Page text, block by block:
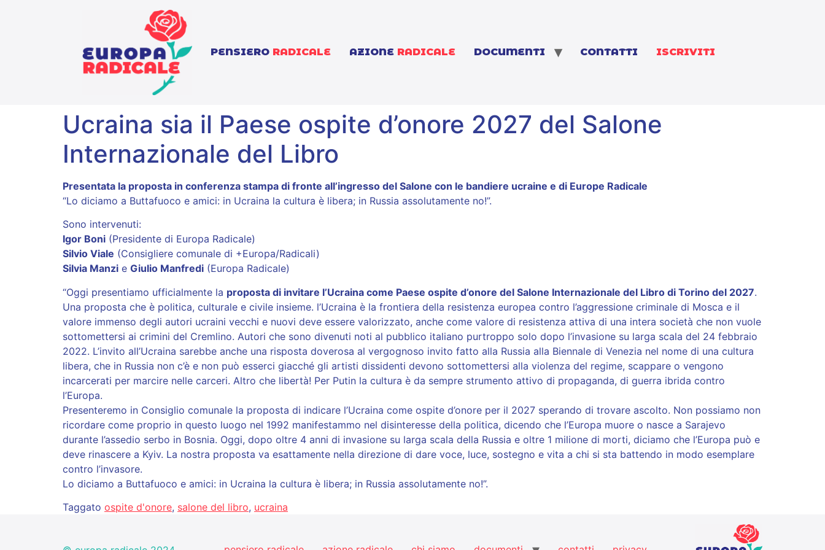
PENSIERO RADICALE AZIONE RADICALE DOCUMENTI CONTATTI ISCRIVITI
Ucraina sia il Paese ospite d’onore 2027 del Salone
Internazionale del Libro
Presentata la proposta in conferenza stampa di fronte all’ingresso del Salone con le bandiere ucraine e di Europe Radicale
“Lo diciamo a Buttafuoco e amici: in Ucraina la cultura è libera; in Russia assolutamente no!”.
Sono intervenuti:
Igor Boni (Presidente di Europa Radicale)
Silvio Viale (Consigliere comunale di +Europa/Radicali)
Silvia Manzi e Giulio Manfredi (Europa Radicale)
“Oggi presentiamo ufficialmente la proposta di invitare l’Ucraina come Paese ospite d’onore del Salone Internazionale del Libro di Torino del 2027.
Una proposta che è politica, culturale e civile insieme. l’Ucraina è la frontiera della resistenza europea contro l’aggressione criminale di Mosca e il
valore immenso degli autori ucraini vecchi e nuovi deve essere valorizzato, anche come valore di resistenza attiva di una intera società che non vuole
sottomettersi ai crimini del Cremlino. Autori che sono divenuti noti al pubblico italiano purtroppo solo dopo l’invasione su larga scala del 24 febbraio
2022. L’invito all’Ucraina sarebbe anche una risposta doverosa al vergognoso invito fatto alla Russia alla Biennale di Venezia nel nome di una cultura
libera, che in Russia non c’è e non può esserci giacché gli artisti dissidenti devono sottomettersi alla violenza del regime, scappare o vengono
incarcerati per marcire nelle carceri. Altro che libertà! Per Putin la cultura è da sempre strumento attivo di propaganda, di guerra ibrida contro
l’Europa.
Presenteremo in Consiglio comunale la proposta di indicare l’Ucraina come ospite d’onore per il 2027 sperando di trovare ascolto. Non possiamo non
ricordare come proprio in questo luogo nel 1992 manifestammo nel disinteresse della politica, dicendo che l’Europa muore o nasce a Sarajevo
durante l’assedio serbo in Bosnia. Oggi, dopo oltre 4 anni di invasione su larga scala della Russia e oltre 1 milione di morti, diciamo che l’Europa può e
deve rinascere a Kyiv. La nostra proposta va esattamente nella direzione di dare voce, luce, sostegno e vita a chi si sta battendo in modo esemplare
contro l’invasore.
Lo diciamo a Buttafuoco e amici: in Ucraina la cultura è libera; in Russia assolutamente no!”.
Taggato ospite d'onore, salone del libro, ucraina